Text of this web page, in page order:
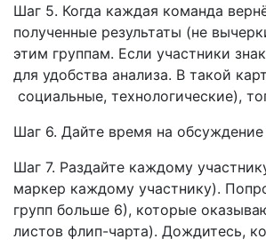
Шаг 5. Когда каждая команда
полученные результаты (не
этим группам. Если участники
для удобства анализа. В такой
социальные, технологические),
Шаг 6. Дайте время на
Шаг 7. Раздайте каждому
маркер каждому участнику).
групп больше 6), которые
листов флип-чарта). Дождитесь,